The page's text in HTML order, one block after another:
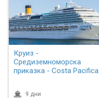
Круиз -
Средиземноморска
приказка - Costa Pacifica
9 дни